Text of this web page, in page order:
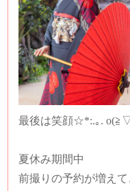
最後は笑顔☆*:.｡.
夏休み期間中
前撮りの予約が増え